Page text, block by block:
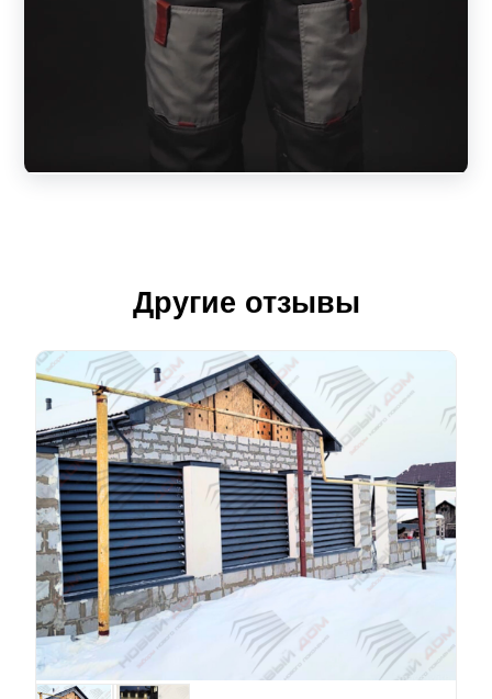
Другие отзывы